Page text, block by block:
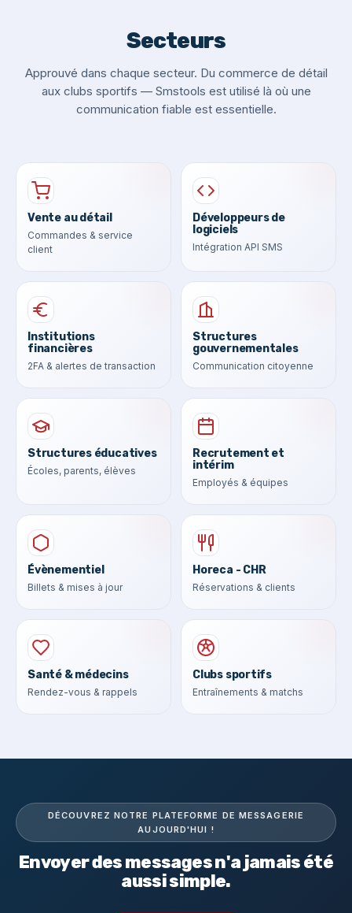
Secteurs
Approuvé dans chaque secteur. Du commerce de détail
aux clubs sportifs — Smstools est utilisé là où une
communication fiable est essentielle.
Vente au détail
Commandes & service
client
Développeurs de
logiciels
Intégration API SMS
Institutions
financières
2FA & alertes de transaction
Structures
gouvernementales
Communication citoyenne
Structures éducatives
Écoles, parents, élèves
Recrutement et
intérim
Employés & équipes
Évènementiel
Billets & mises à jour
Horeca - CHR
Réservations & clients
Santé & médecins
Rendez-vous & rappels
Clubs sportifs
Entraînements & matchs
DÉCOUVREZ NOTRE PLATEFORME DE MESSAGERIE
AUJOURD'HUI !
Envoyer des messages n'a jamais été
aussi simple.